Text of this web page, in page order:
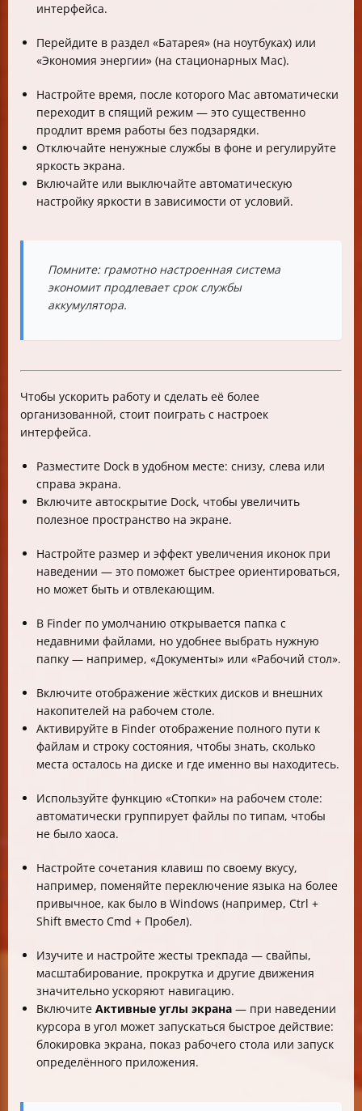
интерфейса.
Перейдите в раздел «Батарея» (на ноутбуках) или
«Экономия энергии» (на стационарных Mac).
Настройте время, после которого Mac автоматически
переходит в спящий режим — это существенно
продлит время работы без подзарядки.
Отключайте ненужные службы в фоне и регулируйте
яркость экрана.
Включайте или выключайте автоматическую
настройку яркости в зависимости от условий.
Помните: грамотно настроенная система
экономит продлевает срок службы
аккумулятора.
Чтобы ускорить работу и сделать её более
организованной, стоит поиграть с настроек
интерфейса.
Разместите Dock в удобном месте: снизу, слева или
справа экрана.
Включите автоскрытие Dock, чтобы увеличить
полезное пространство на экране.
Настройте размер и эффект увеличения иконок при
наведении — это поможет быстрее ориентироваться,
но может быть и отвлекающим.
В Finder по умолчанию открывается папка с
недавними файлами, но удобнее выбрать нужную
папку — например, «Документы» или «Рабочий стол».
Включите отображение жёстких дисков и внешних
накопителей на рабочем столе.
Активируйте в Finder отображение полного пути к
файлам и строку состояния, чтобы знать, сколько
места осталось на диске и где именно вы находитесь.
Используйте функцию «Стопки» на рабочем столе:
автоматически группирует файлы по типам, чтобы
не было хаоса.
Настройте сочетания клавиш по своему вкусу,
например, поменяйте переключение языка на более
привычное, как было в Windows (например, Ctrl +
Shift вместо Cmd + Пробел).
Изучите и настройте жесты трекпада — свайпы,
масштабирование, прокрутка и другие движения
значительно ускоряют навигацию.
Включите Активные углы экрана — при наведении
курсора в угол может запускаться быстрое действие:
блокировка экрана, показ рабочего стола или запуск
определённого приложения.